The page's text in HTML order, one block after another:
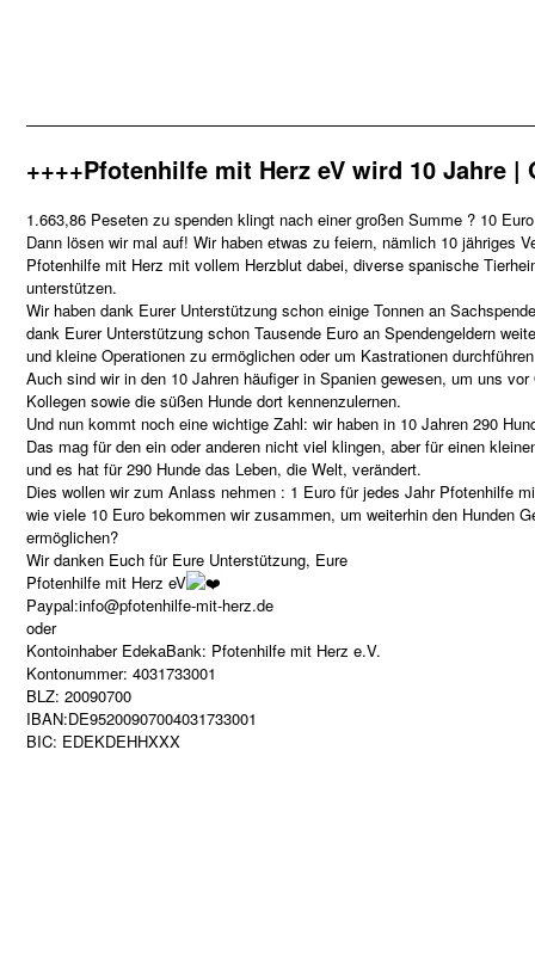
++++Pfotenhilfe mit Herz eV wird 10 Jahre |
1.663,86 Peseten zu spenden klingt nach einer großen Summe ? 10
Dann lösen wir mal auf! Wir haben etwas zu feiern, nämlich 10 jähriges
Pfotenhilfe mit Herz mit vollem Herzblut dabei, diverse spanische
unterstützen.
Wir haben dank Eurer Unterstützung schon einige Tonnen an
dank Eurer Unterstützung schon Tausende Euro an Spendengeldern
und kleine Operationen zu ermöglichen oder um Kastrationen
Auch sind wir in den 10 Jahren häufiger in Spanien gewesen, um uns
Kollegen sowie die süßen Hunde dort kennenzulernen.
Und nun kommt noch eine wichtige Zahl: wir haben in 10 Jahren 290
Das mag für den ein oder anderen nicht viel klingen, aber für einen
und es hat für 290 Hunde das Leben, die Welt, verändert.
Dies wollen wir zum Anlass nehmen : 1 Euro für jedes Jahr Pfotenhilfe
wie viele 10 Euro bekommen wir zusammen, um weiterhin den Hunden
ermöglichen?
Wir danken Euch für Eure Unterstützung, Eure
Pfotenhilfe mit Herz eV
Paypal:info@pfotenhilfe-mit-herz.de
oder
Kontoinhaber EdekaBank: Pfotenhilfe mit Herz e.V.
Kontonummer: 4031733001
BLZ: 20090700
IBAN:DE95200907004031733001
BIC: EDEKDEHHXXX